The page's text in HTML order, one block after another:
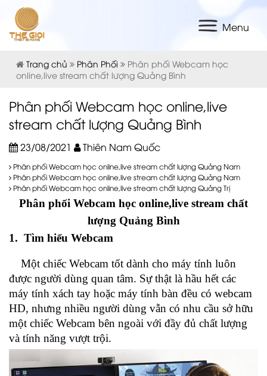
Menu
Trang chủ Phân Phối
Phân phối Webcam học
online,live stream chất lượng Quảng Bình
Phân phối Webcam học online,live
stream chất lượng Quảng Bình
23/08/2021 Thiên Nam Quốc
Phân phối Webcam học online,live stream chất lượng Quảng Nam
Phân phối Webcam học online,live stream chất lượng Quảng Nam
Phân phối Webcam học online,live stream chất lượng Quảng Trị
Phân phối Webcam học online,live stream chất
lượng Quảng Bình
1. Tìm hiểu Webcam
Một chiếc Webcam tốt dành cho máy tính luôn
được người dùng quan tâm. Sự thật là hầu hết các
máy tính xách tay hoặc máy tính bàn đều có webcam
HD, nhưng nhiều người dùng vẫn có nhu cầu sở hữu
một chiếc Webcam bên ngoài với đầy đủ chất lượng
và tính năng vượt trội.